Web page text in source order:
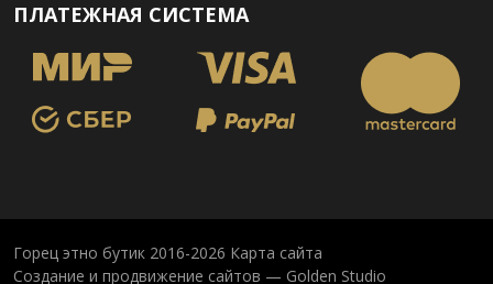
ПЛАТЕЖНАЯ СИСТЕМА
Горец этно бутик 2016-2026 Карта сайта
Создание и продвижение сайтов — Golden Studio